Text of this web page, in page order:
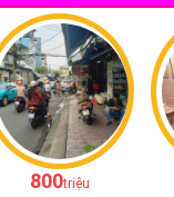
800triệu